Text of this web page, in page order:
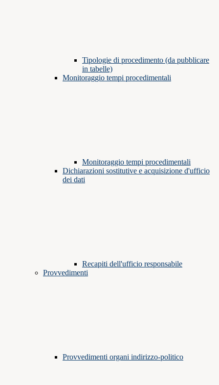
Tipologie di procedimento (da pubblicare
in tabelle)
Monitoraggio tempi procedimentali
Monitoraggio tempi procedimentali
Dichiarazioni sostitutive e acquisizione d'ufficio
dei dati
Recapiti dell'ufficio responsabile
Provvedimenti
Provvedimenti organi indirizzo-politico